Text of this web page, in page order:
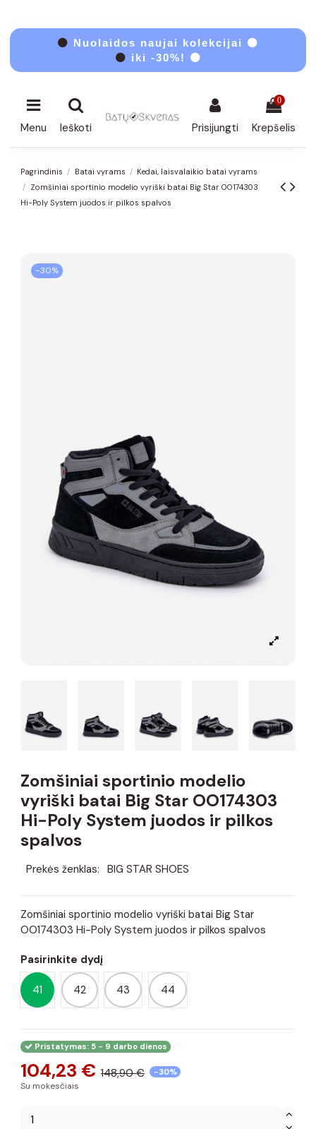
⚫ Nuolaidos naujai kolekcijai ⚫
⚫ iki -30%! ⚫
Menu Ieškoti Prisijungti
0
Krepšelis
Pagrindinis Batai vyrams
Kedai, laisvalaikio batai vyrams
Zomšiniai sportinio modelio vyriški batai Big Star OO174303
Hi-Poly System juodos ir pilkos spalvos
−30%
Zomšiniai sportinio modelio
vyriški batai Big Star OO174303
Hi-Poly System juodos ir pilkos
spalvos
Prekės ženklas: BIG STAR SHOES
Zomšiniai sportinio modelio vyriški batai Big Star
OO174303 Hi-Poly System juodos ir pilkos spalvos
Pasirinkite dydį
41 42 43 44
Pristatymas: 5 - 9 darbo dienos
104,23 € 148,90 € -30%
Su mokesčiais